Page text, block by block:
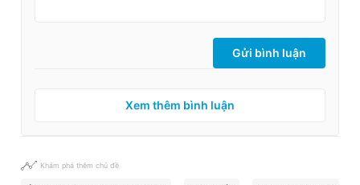
Gửi bình luận
Xem thêm bình luận
Khám phá thêm chủ đề